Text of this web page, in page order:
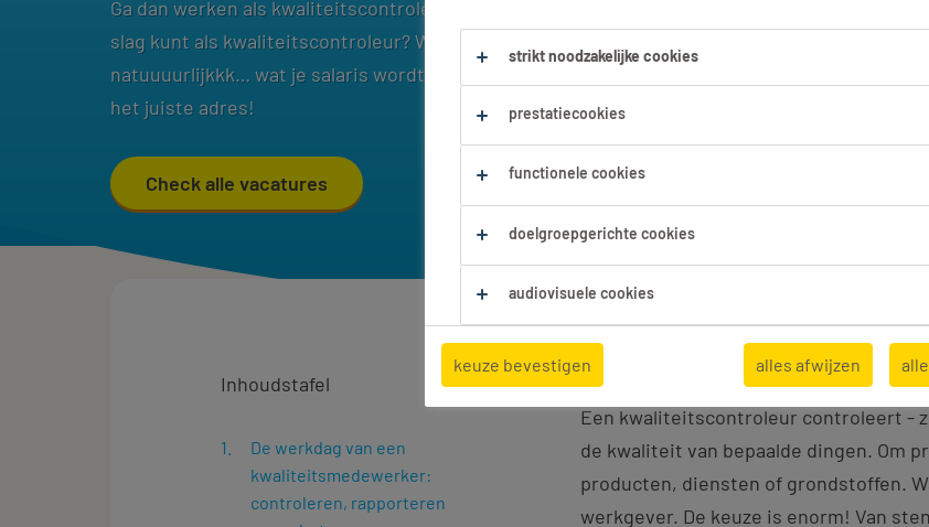
Ga dan werken als kwaliteitscontroleur! Weten hoe en waar je aan de
slag kunt als kwaliteitscontroleur? Welke opleiding je nodig hebt? En
natuuuurlijkkk… wat je salaris wordt?! Dan ben je hier he-le-maal aan
het juiste adres!
Check alle vacatures
Inhoudstafel
De werkdag van een
kwaliteitsmedewerker:
controleren, rapporteren
Uuhhh… wat doet een
Een kwaliteitscontroleur controleert -
de kwaliteit van bepaalde dingen. Om
producten, diensten of grondstoffen.
werkgever. De keuze is enorm! Van
strikt noodzakelijke cookies
prestatiecookies
functionele cookies
doelgroepgerichte cookies
audiovisuele cookies
keuze bevestigen alles afwijzen